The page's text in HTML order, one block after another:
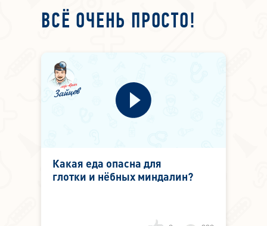
ВСЁ ОЧЕНЬ ПРОСТО!
Какая еда опасна для
глотки и нёбных миндалин?